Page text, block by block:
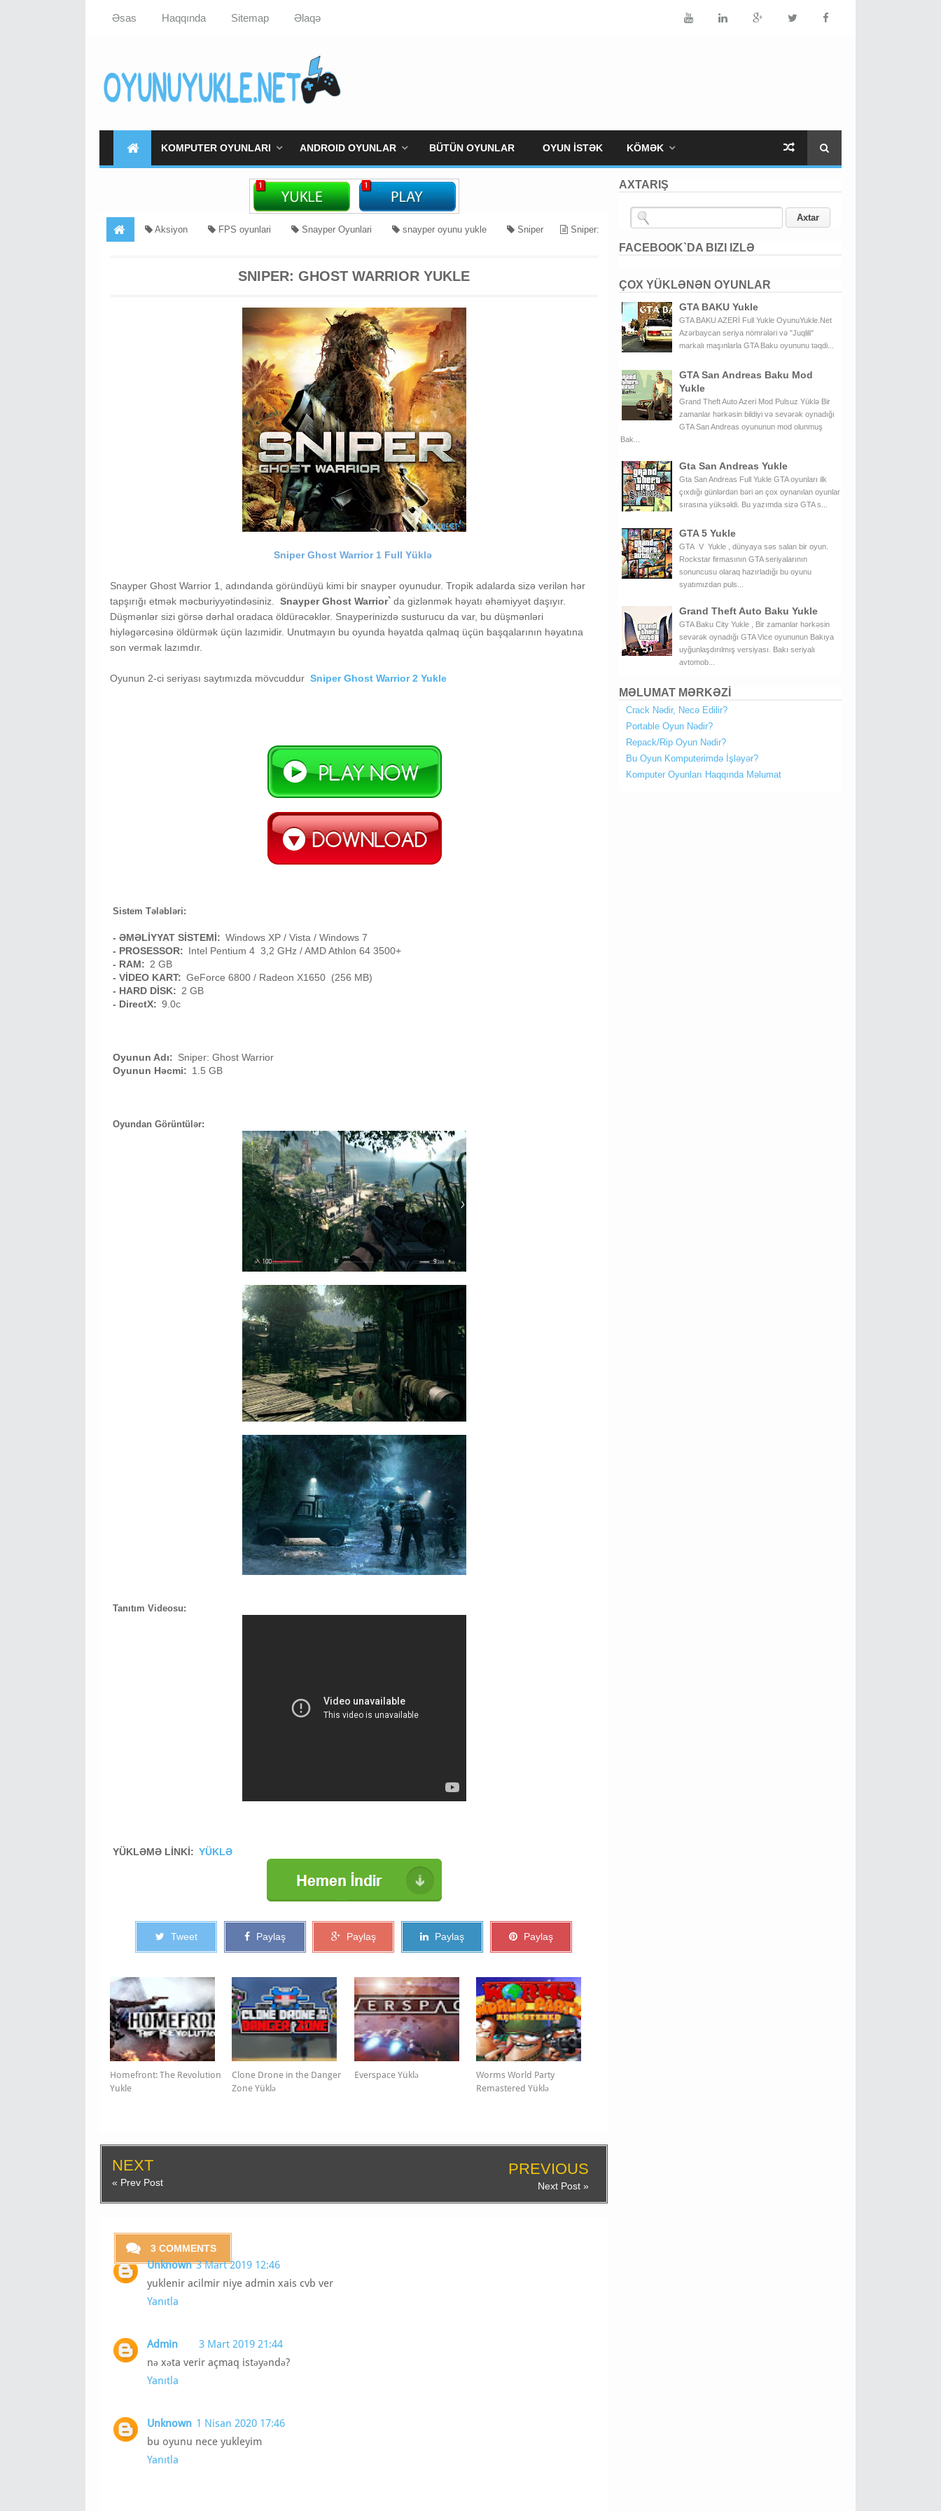
Əsas Haqqında Sitemap Əlaqə
KOMPUTER OYUNLARI ANDROID OYUNLAR BÜTÜN OYUNLAR OYUN İSTƏK KÖMƏK
Aksiyon FPS oyunlari Snayper Oyunlari snayper oyunu yukle Sniper Sniper:
SNIPER: GHOST WARRIOR YUKLE
Sniper Ghost Warrior 1 Full Yüklə
Snayper Ghost Warrior 1, adındanda göründüyü kimi bir snayper oyunudur. Tropik adalarda sizə verilən hər
tapşırığı etmək məcburiyyətindəsiniz. Snayper Ghost Warrior` da gizlənmək həyatı əhəmiyyət daşıyır.
Düşmənlər sizi görsə dərhal oradaca öldürəcəklər. Snayperinizdə susturucu da var, bu düşmənləri
hiyləgərcəsinə öldürmək üçün lazımidir. Unutmayın bu oyunda həyatda qalmaq üçün başqalarının həyatına
son vermək lazımdır.
Oyunun 2-ci seriyası saytımızda mövcuddur Sniper Ghost Warrior 2 Yukle
Sistem Tələbləri:
- ƏMƏLİYYAT SİSTEMİ: Windows XP / Vista / Windows 7
- PROSESSOR: Intel Pentium 4 3,2 GHz / AMD Athlon 64 3500+
- RAM: 2 GB
- VİDEO KART: GeForce 6800 / Radeon X1650 (256 MB)
- HARD DİSK: 2 GB
- DirectX: 9.0c
Oyunun Adı: Sniper: Ghost Warrior
Oyunun Həcmi: 1.5 GB
Oyundan Görüntülər:
Tanıtım Videosu:
YÜKLƏMƏ LİNKİ: YÜKLƏ
Tweet Paylaş Paylaş Paylaş Paylaş
Homefront: The Revolution
Yukle
Clone Drone in the Danger
Zone Yüklə
Everspace Yüklə
Worms World Party
Remastered Yüklə
NEXT
« Prev Post
PREVIOUS
Next Post »
3 COMMENTS
Unknown 3 Mart 2019 12:46
yuklenir acilmir niye admin xais cvb ver
Yanıtla
Admin
3 Mart 2019 21:44
nə xəta verir açmaq istəyəndə?
Yanıtla
Unknown 1 Nisan 2020 17:46
bu oyunu nece yukleyim
Yanıtla
AXTARIŞ
FACEBOOK`DA BIZI IZLƏ
ÇOX YÜKLƏNƏN OYUNLAR
GTA BAKU Yukle
GTA BAKU AZERİ Full Yukle OyunuYukle.Net
Azərbaycan seriya nömrələri və "Juqlili"
markalı maşınlarla GTA Baku oyununu təqdi...
GTA San Andreas Baku Mod
Yukle
Grand Theft Auto Azeri Mod Pulsuz Yüklə Bir
zamanlar hərkəsin bildiyi və sevərək oynadığı
GTA San Andreas oyununun mod olunmuş
Bak...
Gta San Andreas Yukle
Gta San Andreas Full Yukle GTA oyunları ilk
çıxdığı günlərdən bəri ən çox oynanılan oyunlar
sırasına yüksəldi. Bu yazımda sizə GTA s...
GTA 5 Yukle
GTA V Yukle , dünyaya səs salan bir oyun.
Rockstar firmasının GTA seriyalarının
sonuncusu olaraq hazırladığı bu oyunu
syatımızdan puls...
Grand Theft Auto Baku Yukle
GTA Baku City Yukle , Bir zamanlar hərkəsin
sevərək oynadığı GTA Vice oyununun Bakıya
uyğunlaşdırılmış versiyası. Bakı seriyalı
avtomob...
MƏLUMAT MƏRKƏZİ
Crack Nədir, Necə Edilir?
Portable Oyun Nədir?
Repack/Rip Oyun Nədir?
Bu Oyun Komputerimdə İşləyər?
Komputer Oyunları Haqqında Məlumat